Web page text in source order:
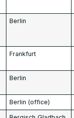
Berlin
Frankfurt
Berlin
Berlin (office)